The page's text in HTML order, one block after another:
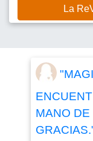
La
MANO